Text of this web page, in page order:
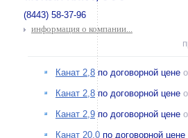
(8443) 58-37-96
информация о компании...
Канат 2,8 по договорной цене
Канат 2,8 по договорной цене
Канат 2,9 по договорной цене
Канат 20,0 по договорной цене